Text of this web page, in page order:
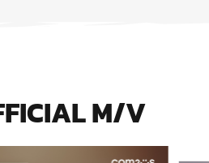
M/V